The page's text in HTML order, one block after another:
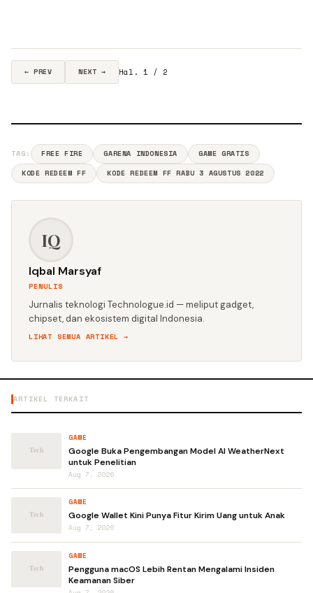
← PREV NEXT → Hal. 1 / 2
TAG: FREE FIRE GARENA INDONESIA
GAME GRATIS
KODE REDEEM FF
KODE REDEEM FF RABU 3 AGUSTUS 2022
IQ
Iqbal Marsyaf
PENULIS
Jurnalis teknologi Technologue.id — meliput gadget,
chipset, dan ekosistem digital Indonesia.
LIHAT SEMUA ARTIKEL →
ARTIKEL TERKAIT
GAME
Google Buka Pengembangan Model AI WeatherNext
untuk Penelitian
Aug 7, 2026
GAME
Google Wallet Kini Punya Fitur Kirim Uang untuk Anak
Aug 7, 2026
GAME
Pengguna macOS Lebih Rentan Mengalami Insiden
Keamanan Siber